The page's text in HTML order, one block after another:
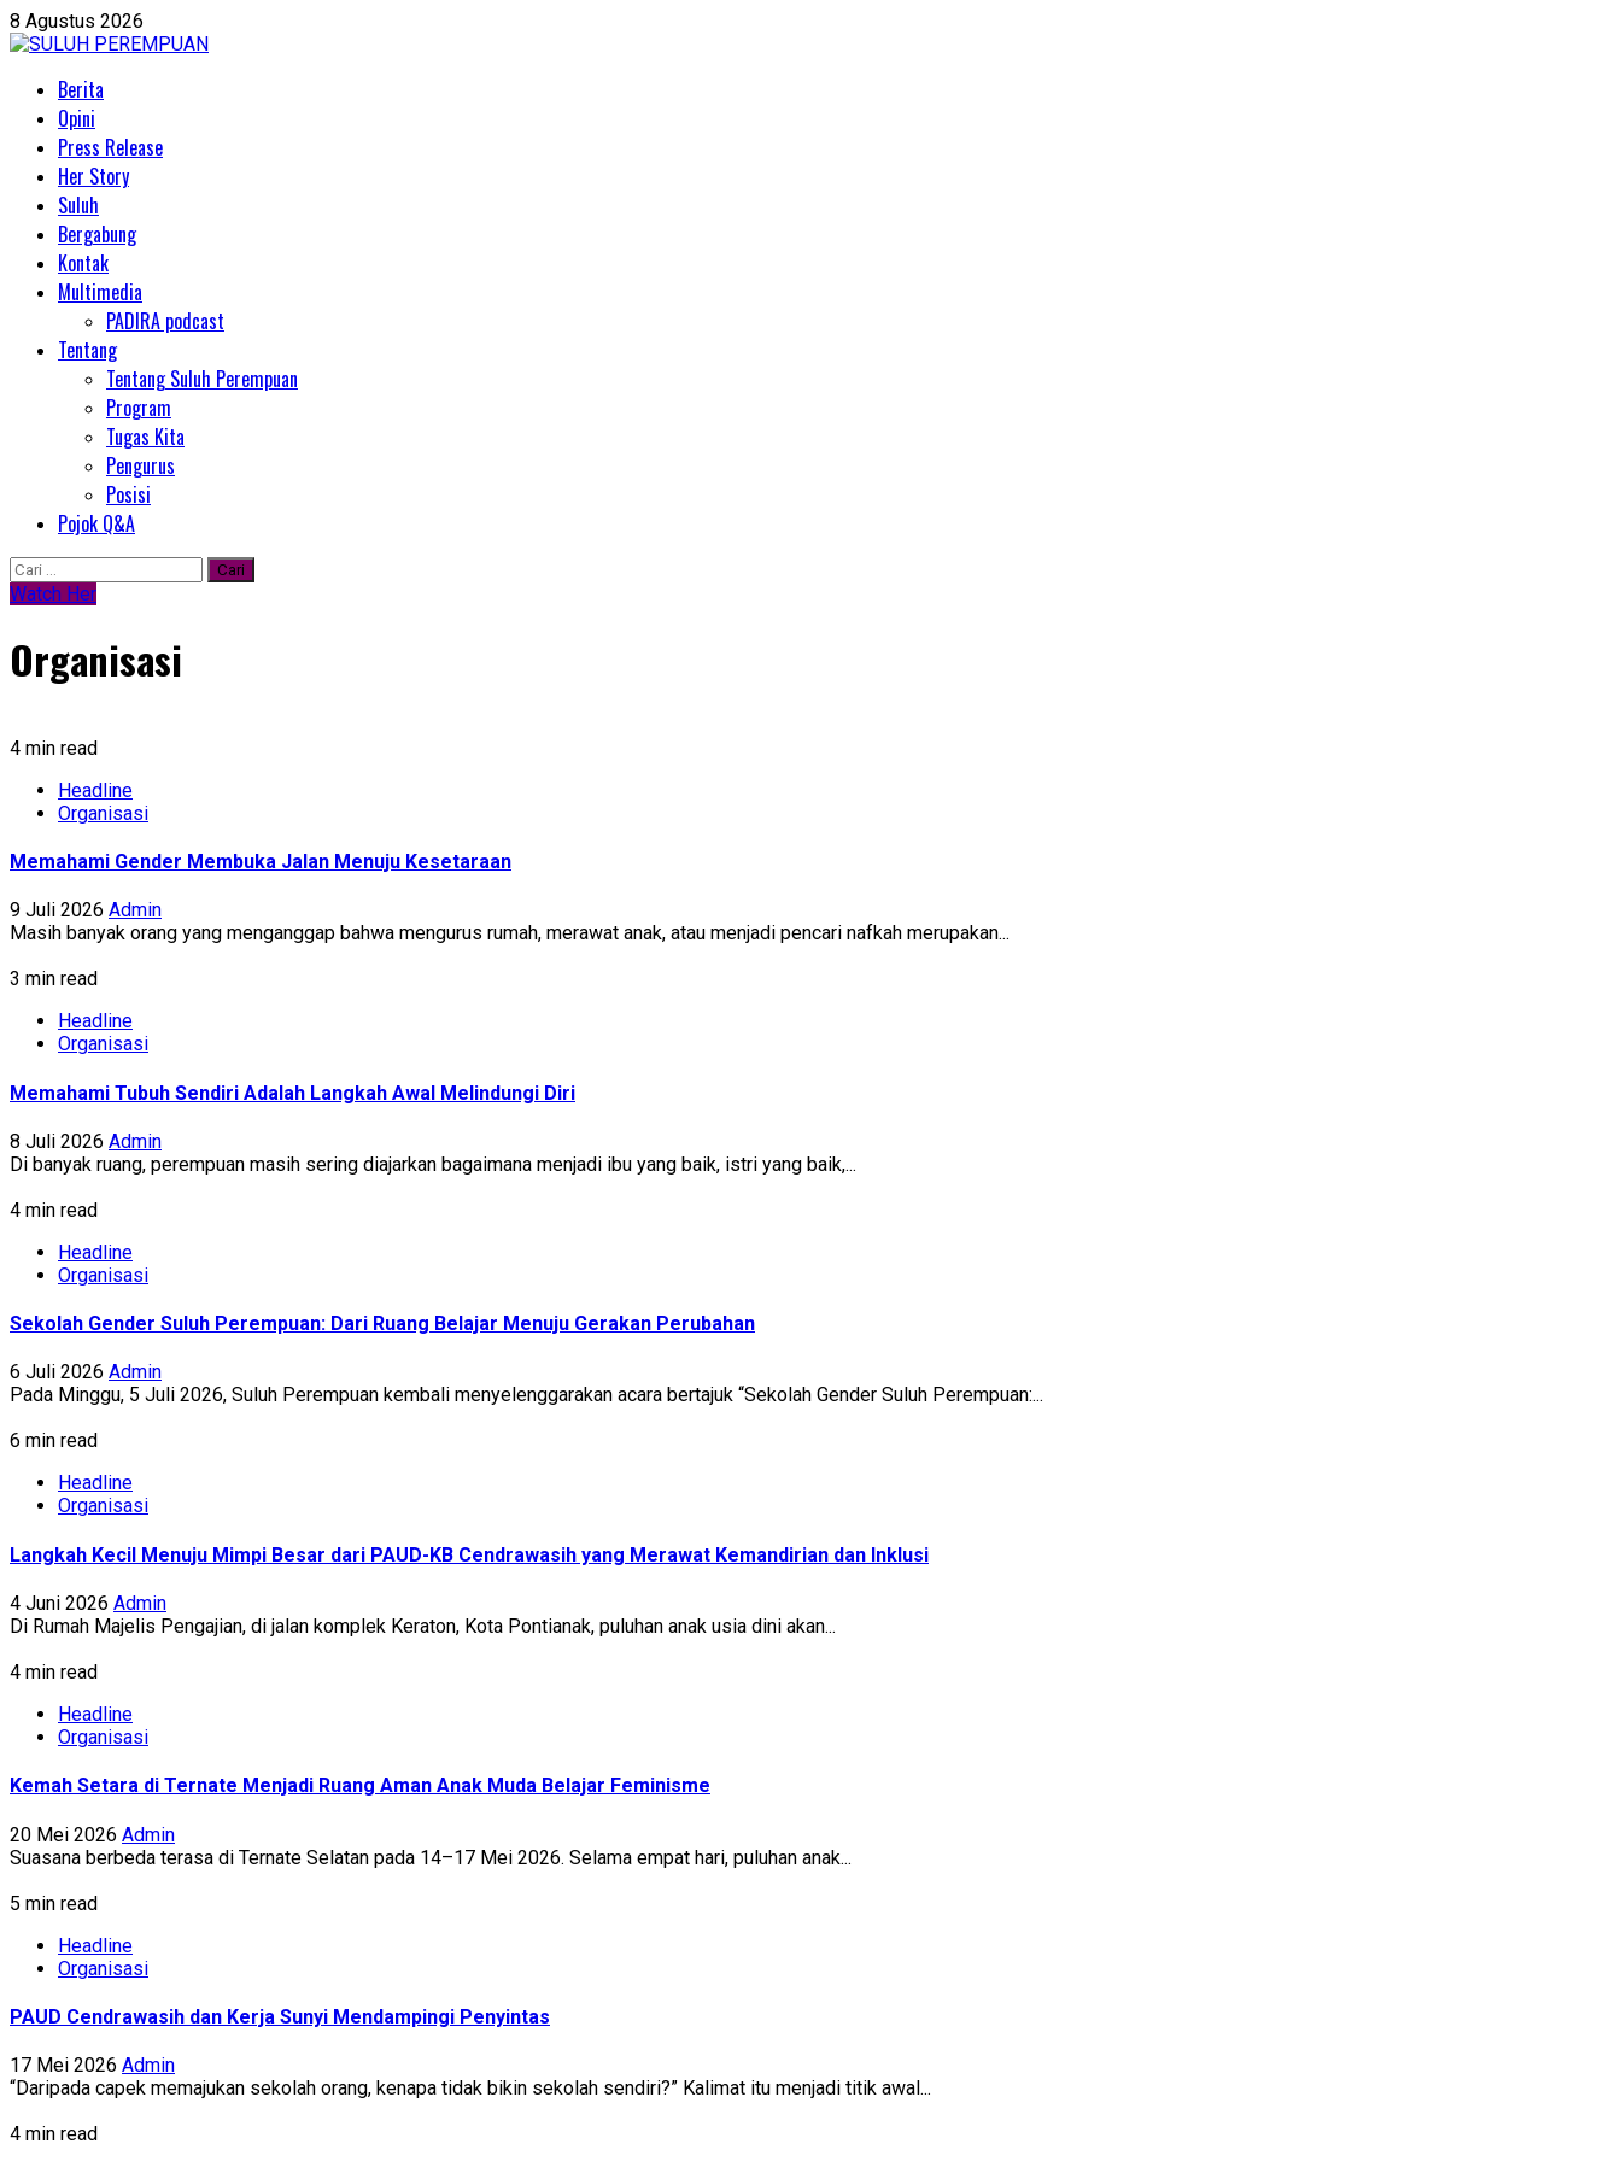
Skip
to
8 Agustus 2026
PrimaryBerita
Opini
Press Release
Her Story
Suluh
Bergabung
Kontak
Multimedia
PADIRA podcast
Tentang
Tentang Suluh Perempuan
Program
Tugas Kita
Pengurus
Posisi
Pojok Q&A
Cari
untuk:
Watch Her
Organisasi
4 min read
Headline
Organisasi
Memahami Gender Membuka Jalan Menuju Kesetaraan
9 Juli 2026 Admin
Masih banyak orang yang menganggap bahwa mengurus rumah, merawat anak, atau menjadi pencari nafkah merupakan...
3 min read
Headline
Organisasi
Memahami Tubuh Sendiri Adalah Langkah Awal Melindungi Diri
8 Juli 2026 Admin
Di banyak ruang, perempuan masih sering diajarkan bagaimana menjadi ibu yang baik, istri yang baik,...
4 min read
Headline
Organisasi
Sekolah Gender Suluh Perempuan: Dari Ruang Belajar Menuju Gerakan Perubahan
6 Juli 2026 Admin
Pada Minggu, 5 Juli 2026, Suluh Perempuan kembali menyelenggarakan acara bertajuk “Sekolah Gender Suluh Perempuan:...
6 min read
Headline
Organisasi
Langkah Kecil Menuju Mimpi Besar dari PAUD-KB Cendrawasih yang Merawat Kemandirian dan Inklusi
4 Juni 2026 Admin
Di Rumah Majelis Pengajian, di jalan komplek Keraton, Kota Pontianak, puluhan anak usia dini akan...
4 min read
Headline
Organisasi
Kemah Setara di Ternate Menjadi Ruang Aman Anak Muda Belajar Feminisme
20 Mei 2026 Admin
Suasana berbeda terasa di Ternate Selatan pada 14–17 Mei 2026. Selama empat hari, puluhan anak...
5 min read
Headline
Organisasi
PAUD Cendrawasih dan Kerja Sunyi Mendampingi Penyintas
17 Mei 2026 Admin
“Daripada capek memajukan sekolah orang, kenapa tidak bikin sekolah sendiri?” Kalimat itu menjadi titik awal...
4 min read